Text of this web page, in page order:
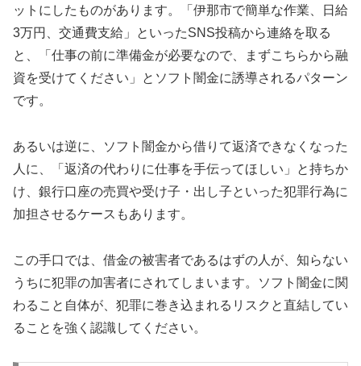
ットにしたものがあります。「伊那市で簡単な作業、日給
3万円、交通費支給」といったSNS投稿から連絡を取る
と、「仕事の前に準備金が必要なので、まずこちらから融
資を受けてください」とソフト闇金に誘導されるパターン
です。
あるいは逆に、ソフト闇金から借りて返済できなくなった
人に、「返済の代わりに仕事を手伝ってほしい」と持ちか
け、銀行口座の売買や受け子・出し子といった犯罪行為に
加担させるケースもあります。
この手口では、借金の被害者であるはずの人が、知らない
うちに犯罪の加害者にされてしまいます。ソフト闇金に関
わること自体が、犯罪に巻き込まれるリスクと直結してい
ることを強く認識してください。